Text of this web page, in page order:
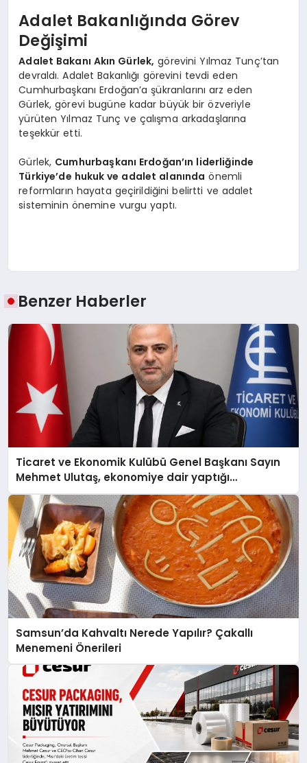
Adalet Bakanlığında Görev
Değişimi
Adalet Bakanı Akın Gürlek, görevini Yılmaz Tunç’tan
devraldı. Adalet Bakanlığı görevini tevdi eden
Cumhurbaşkanı Erdoğan’a şükranlarını arz eden
Gürlek, görevi bugüne kadar büyük bir özveriyle
yürüten Yılmaz Tunç ve çalışma arkadaşlarına
teşekkür etti.
Gürlek, Cumhurbaşkanı Erdoğan’ın liderliğinde
Türkiye’de hukuk ve adalet alanında önemli
reformların hayata geçirildiğini belirtti ve adalet
sisteminin önemine vurgu yaptı.
Benzer Haberler
Ticaret ve Ekonomik Kulübü Genel Başkanı Sayın
Mehmet Ulutaş, ekonomiye dair yaptığı
açıklamada şunları kaydetti:
Samsun’da Kahvaltı Nerede Yapılır? Çakallı
Menemeni Önerileri